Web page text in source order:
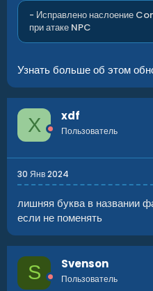
- Исправлено наслоение
при атаке NPC
Узнать больше об этом
X xdf
Пользователь
30 Янв 2024
лишняя буква в названии
если не поменять
S Svenson
Пользователь